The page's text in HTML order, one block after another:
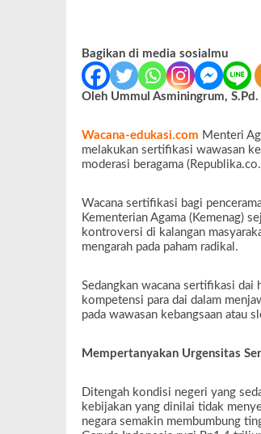
Bagikan di media sosialmu
Oleh Ummul Asminingrum, S.Pd.
Wacana-edukasi.com Menteri
melakukan sertifikasi wawasan
moderasi beragama
Wacana sertifikasi bagi
Kementerian Agama (Kemenag)
kontroversi di kalangan
mengarah pada paham radikal.
Sedangkan wacana sertifikasi dai
kompetensi para dai dalam
pada wawasan kebangsaan atau
Mempertanyakan Urgensitas
Ditengah kondisi negeri yang
kebijakan yang dinilai tidak
negara semakin membumbung